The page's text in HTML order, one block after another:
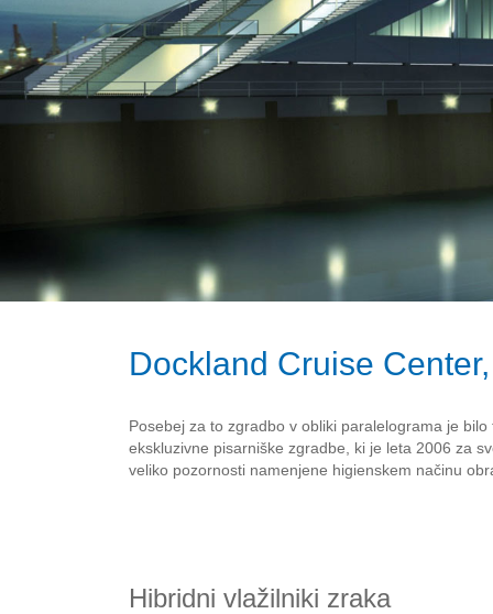
Dockland Cruise
Posebej za to zgradbo v obliki paralelograma je
ekskluzivne pisarniške zgradbe, ki je leta 2006 za
veliko pozornosti namenjene higienskem načinu
Hibridni vlažilniki zraka